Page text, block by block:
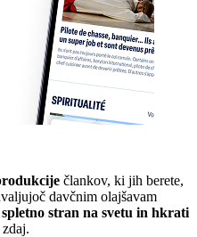
člankov, ki jih berete,
davčnim olajšavam
stran na svetu in hkrati